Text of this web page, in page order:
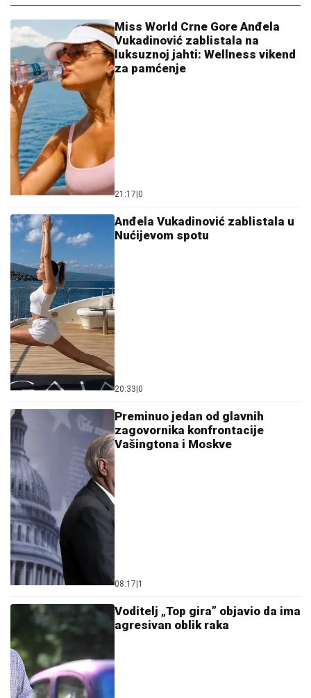
Miss World Crne Gore Anđela
Vukadinović zablistala na
luksuznoj jahti: Wellness vikend
za pamćenje
21:17|0
Anđela Vukadinović zablistala u
Nućijevom spotu
20:33|0
Preminuo jedan od glavnih
zagovornika konfrontacije
Vašingtona i Moskve
08:17|1
Voditelj „Top gira” objavio da ima
agresivan oblik raka